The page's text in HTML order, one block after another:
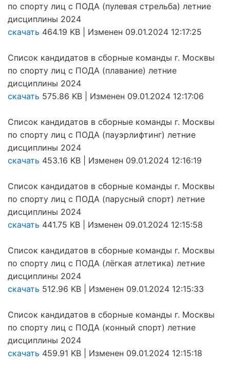
по спорту лиц с ПОДА (пулевая стрельба) летние
дисциплины 2024
скачать 464.19 KB | Изменен 09.01.2024 12:17:25
Список кандидатов в сборные команды г. Москвы
по спорту лиц с ПОДА (плавание) летние
дисциплины 2024
скачать 575.86 KB | Изменен 09.01.2024 12:17:06
Список кандидатов в сборные команды г. Москвы
по спорту лиц с ПОДА (пауэрлифтинг) летние
дисциплины 2024
скачать 453.16 KB | Изменен 09.01.2024 12:16:19
Список кандидатов в сборные команды г. Москвы
по спорту лиц с ПОДА (парусный спорт) летние
дисциплины 2024
скачать 441.75 KB | Изменен 09.01.2024 12:15:58
Список кандидатов в сборные команды г. Москвы
по спорту лиц с ПОДА (лёгкая атлетика) летние
дисциплины 2024
скачать 512.96 KB | Изменен 09.01.2024 12:15:33
Список кандидатов в сборные команды г. Москвы
по спорту лиц с ПОДА (конный спорт) летние
дисциплины 2024
скачать 459.91 KB | Изменен 09.01.2024 12:15:18